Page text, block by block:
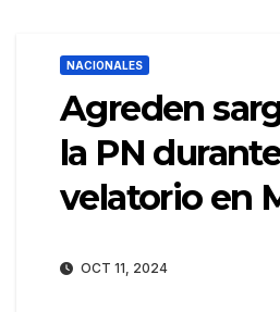
NACIONALES
Agreden
la PN
velatorio en
OCT 11, 2024